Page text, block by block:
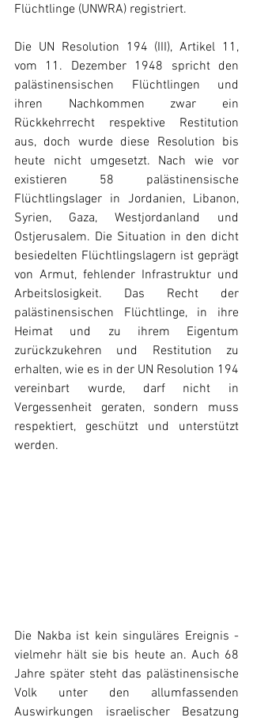
Flüchtlinge (UNWRA) registriert.
Die UN Resolution 194 (III), Artikel 11,
vom 11. Dezember 1948 spricht den
palästinensischen Flüchtlingen und
ihren Nachkommen zwar ein
Rückkehrrecht respektive Restitution
aus, doch wurde diese Resolution bis
heute nicht umgesetzt. Nach wie vor
existieren 58 palästinensische
Flüchtlingslager in Jordanien, Libanon,
Syrien, Gaza, Westjordanland und
Ostjerusalem. Die Situation in den dicht
besiedelten Flüchtlingslagern ist geprägt
von Armut, fehlender Infrastruktur und
Arbeitslosigkeit. Das Recht der
palästinensischen Flüchtlinge, in ihre
Heimat und zu ihrem Eigentum
zurückzukehren und Restitution zu
erhalten, wie es in der UN Resolution 194
vereinbart wurde, darf nicht in
Vergessenheit geraten, sondern muss
respektiert, geschützt und unterstützt
werden.
Die Nakba ist kein singuläres Ereignis -
vielmehr hält sie bis heute an. Auch 68
Jahre später steht das palästinensische
Volk unter den allumfassenden
Auswirkungen israelischer Besatzung